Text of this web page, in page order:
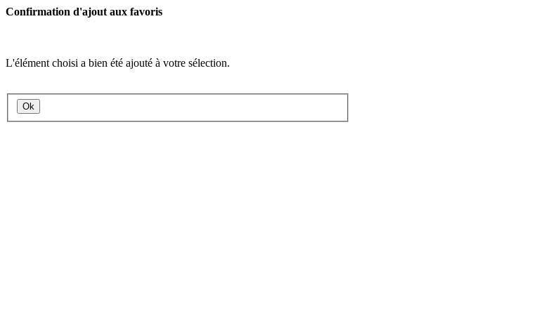
Confirmation d'ajout aux favoris
L'élément choisi a bien été ajouté à votre sélection.